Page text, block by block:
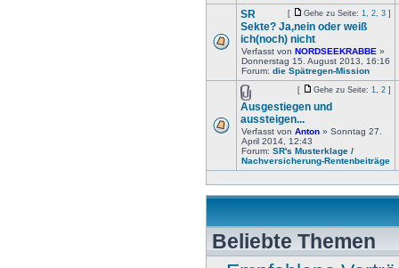
[ Gehe zu Seite: 1, 2, 3 ]
SR
Sekte? Ja,nein oder weiß
ich(noch) nicht
Verfasst von NORDSEEKRABBE »
Donnerstag 15. August 2013, 16:16
Forum: die Spätregen-Mission
[ Gehe zu Seite: 1, 2 ]
Ausgestiegen und
aussteigen...
Verfasst von Anton » Sonntag 27.
April 2014, 12:43
Forum: SR's Musterklage /
Nachversicherung-Rentenbeiträge
Beliebte Themen